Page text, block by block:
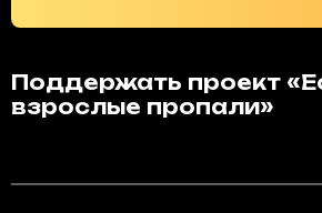
Поддержать проект
взрослые пропали»